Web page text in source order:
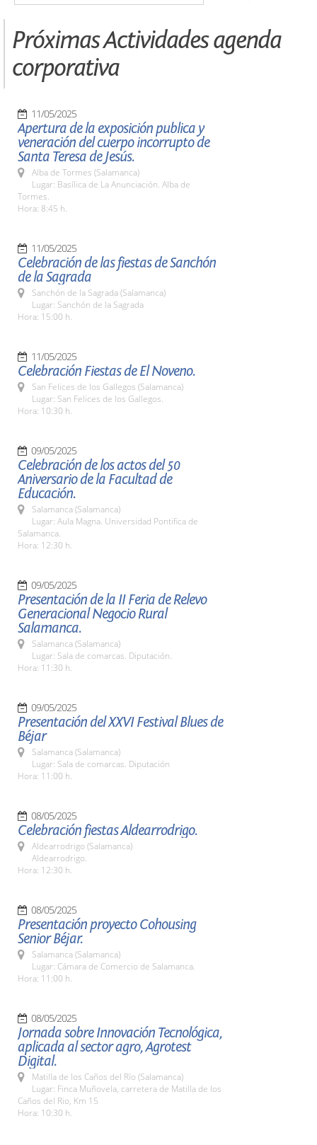
Próximas Actividades agenda
corporativa
11/05/2025
Apertura de la exposición publica y
veneración del cuerpo incorrupto de
Santa Teresa de Jesús.
Alba de Tormes (Salamanca)
Lugar: Basílica de La Anunciación. Alba de
Tormes.
Hora: 8:45 h.
11/05/2025
Celebración de las fiestas de Sanchón
de la Sagrada
Sanchón de la Sagrada (Salamanca)
Lugar: Sanchón de la Sagrada
Hora: 15:00 h.
11/05/2025
Celebración Fiestas de El Noveno.
San Felices de los Gallegos (Salamanca)
Lugar: San Felices de los Gallegos.
Hora: 10:30 h.
09/05/2025
Celebración de los actos del 50
Aniversario de la Facultad de
Educación.
Salamanca (Salamanca)
Lugar: Aula Magna. Universidad Pontifica de
Salamanca.
Hora: 12:30 h.
09/05/2025
Presentación de la II Feria de Relevo
Generacional Negocio Rural
Salamanca.
Salamanca (Salamanca)
Lugar: Sala de comarcas. Diputación.
Hora: 11:30 h.
09/05/2025
Presentación del XXVI Festival Blues de
Béjar
Salamanca (Salamanca)
Lugar: Sala de comarcas. Diputación
Hora: 11:00 h.
08/05/2025
Celebración fiestas Aldearrodrigo.
Aldearrodrigo (Salamanca)
Aldearrodrigo.
Hora: 12:30 h.
08/05/2025
Presentación proyecto Cohousing
Senior Béjar.
Salamanca (Salamanca)
Lugar: Cámara de Comercio de Salamanca.
Hora: 11:00 h.
08/05/2025
Jornada sobre Innovación Tecnológica,
aplicada al sector agro, Agrotest
Digital.
Matilla de los Caños del Río (Salamanca)
Lugar: Finca Muñovela, carretera de Matilla de los
Caños del Rio, Km 15
Hora: 10:30 h.